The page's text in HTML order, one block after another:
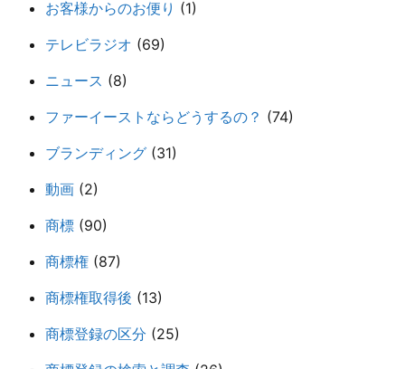
お客様からのお便り (1)
テレビラジオ (69)
ニュース (8)
ファーイーストならどうするの？ (74)
ブランディング (31)
動画 (2)
商標 (90)
商標権 (87)
商標権取得後 (13)
商標登録の区分 (25)